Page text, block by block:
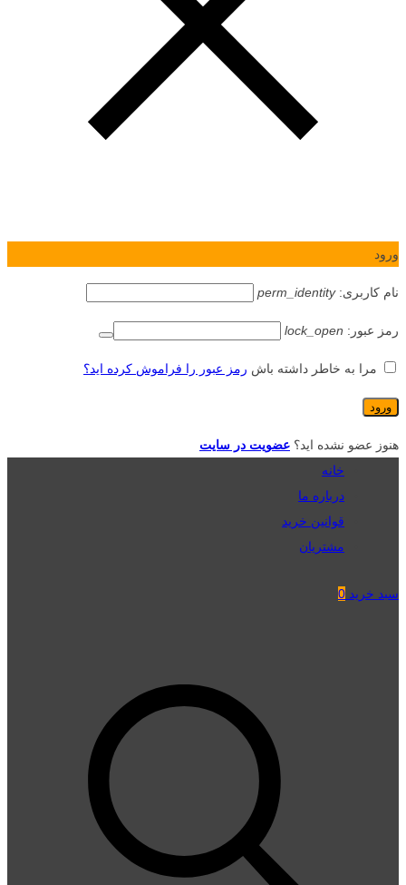
ورود
نام کاربری:perm_identity
رمز عبور: lock_open
مرا به خاطر داشته باش رمز عبور را فراموش کرده اید؟
هنوز عضو نشده اید؟ عضویت در سایت
خانه
درباره ما
قوانین خرید
مشتریان
سبد خرید 0